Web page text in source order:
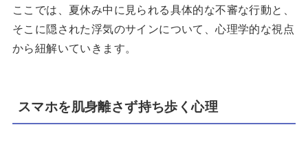
ここでは、夏休み中に見られる具体的な不審な行動と、
そこに隠された浮気のサインについて、心理学的な視点
から紐解いていきます。
スマホを肌身離さず持ち歩く心理